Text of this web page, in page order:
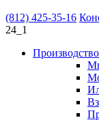
(812) 425-35-16
24_1